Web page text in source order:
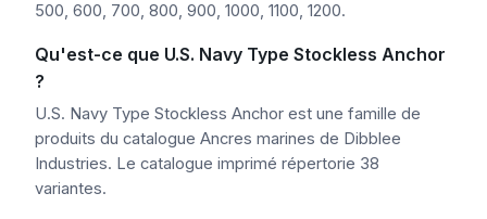
500, 600, 700, 800, 900, 1000, 1100, 1200.
Qu'est-ce que U.S. Navy Type Stockless Anchor
?
U.S. Navy Type Stockless Anchor est une famille de
produits du catalogue Ancres marines de Dibblee
Industries. Le catalogue imprimé répertorie 38
variantes.